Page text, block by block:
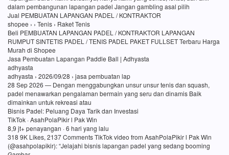
dalam pembangunan lapangan padel Jangan gambling asal pilih
Jual PEMBUATAN LAPANGAN PADEL / KONTRAKTOR
shopee › › Tenis › Raket Tenis
Beli PEMBUATAN LAPANGAN PADEL / KONTRAKTOR LAPANGAN
RUMPUT SINTETIS PADEL / TENIS PADEL PAKET FULLSET Terbaru Harga
Murah di Shopee
Jasa Pembuatan Lapangan Paddle Ball | Adhyasta
adhyasta
adhyasta › 2026/09/28 › jasa pembuatan lap
28 Sep 2026 — Dengan menggabungkan unsur unsur tenis dan squash,
padel menawarkan pengalaman bermain yang seru dan dinamis Baik
dimainkan untuk rekreasi atau
Bisnis Padel: Peluang Daya Tarik dan Investasi
TikTok · AsahPolaPikir l Pak Win
8,9 jt+ penayangan · 6 hari yang lalu
318 9K Likes, 2137 Comments TikTok video from AsahPolaPikir l Pak Win
(@asahpolapikir): “Jelajahi bisnis lapangan padel yang sedang booming